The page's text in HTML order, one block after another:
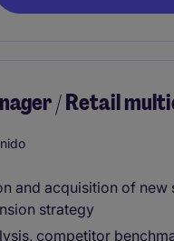
/ Retail
and acquisition of
strategy
competitor